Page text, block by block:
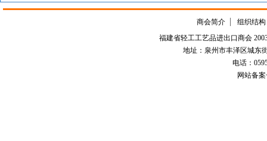
商会简介
组织结构
福建省轻工工艺品进出口商会
地址：泉州市丰泽区城东
电话：0595-
网站备